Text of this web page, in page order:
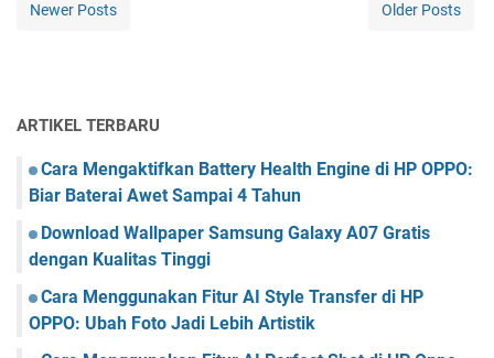
Newer Posts Older Posts
ARTIKEL TERBARU
Cara Mengaktifkan Battery Health Engine di HP OPPO:
Biar Baterai Awet Sampai 4 Tahun
Download Wallpaper Samsung Galaxy A07 Gratis
dengan Kualitas Tinggi
Cara Menggunakan Fitur AI Style Transfer di HP
OPPO: Ubah Foto Jadi Lebih Artistik